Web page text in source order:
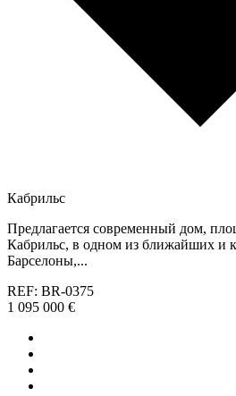
Кабрильс
Предлагается современный дом,
Кабрильс, в одном из ближайших и
Барселоны,...
REF: BR-0375
1 095 000 €